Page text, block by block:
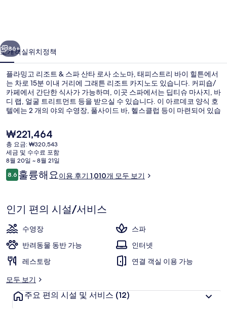
&
스
파
산
타
로
사
소
노
태
피
스
트
다음
86+
소개객실위치정책
플라밍고 리조트 & 스파 산타 로사 소노마, 태피스트리 바이 힐튼에서
는 차로 15분 이내 거리에 그래튼 리조트 카지노도 있습니다. 커피숍/
카페에서 간단한 식사가 가능하며, 이곳 스파에서는 딥티슈 마사지, 바
디 랩, 얼굴 트리트먼트 등을 받으실 수 있습니다. 이 아르데코 양식 호
텔에는 2 개의 야외 수영장, 풀사이드 바, 헬스클럽 등이 마련되어 있습
족하셨어요.
현
재
가
격
은
₩221,464
₩221,464
총 요금: ₩320,543
세금 및 수수료 포함
8월 20일 ~ 8월 21일
이
용
기
8.610점 만점 중 8.6점.
훌륭해요이용 후기 1,010개 모두 보기
인기 편의 시설/서비스
수영장
스파
반려동물 동반 가능
인터넷
레스토랑
연결 객실 이용 가능
모두 보기
주요 편의 시설 및 서비스 (12)